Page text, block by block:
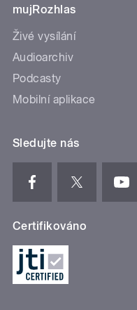
mujRozhlas
Živé vysílání
Audioarchiv
Podcasty
Mobilní aplikace
Sledujte nás
Certifikováno